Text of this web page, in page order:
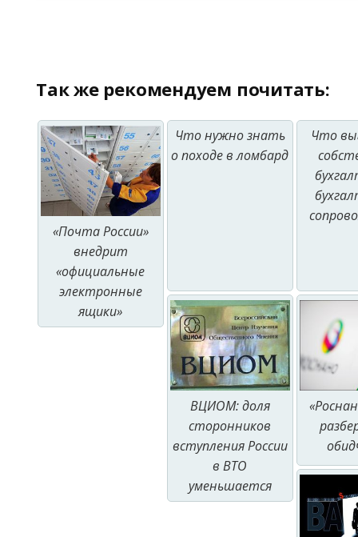
Так же рекомендуем почитать:
«Почта России»
внедрит
«официальные
электронные
ящики»
Что нужно знать
о походе в ломбард
Что
ВЦИОМ: доля
сторонников
вступления России
в ВТО
уменьшается